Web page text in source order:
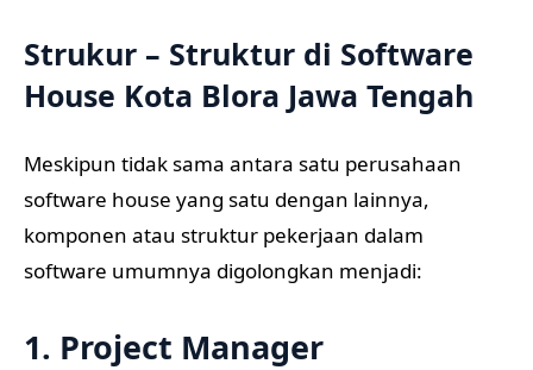
Strukur – Struktur di Software
House Kota Blora Jawa Tengah
Meskipun tidak sama antara satu perusahaan
software house yang satu dengan lainnya,
komponen atau struktur pekerjaan dalam
software umumnya digolongkan menjadi:
1. Project Manager